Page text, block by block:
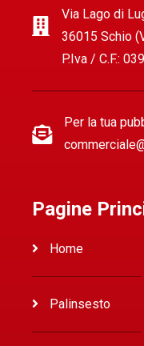
Via Lago di
36015 Schio
P.Iva / C.F.:
Per la tua
Pagine
Home
Palinsesto